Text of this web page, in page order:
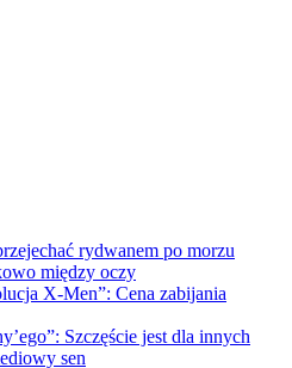
rydwanem po morzu
między oczy
X-Men”: Cena zabijania
Szczęście jest dla innych
sen